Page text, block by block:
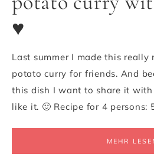
♥
Last summer I made this
potato curry for friends. And
this dish I want to share it
like it. 🙂 Recipe for 4 persons:
MEHR